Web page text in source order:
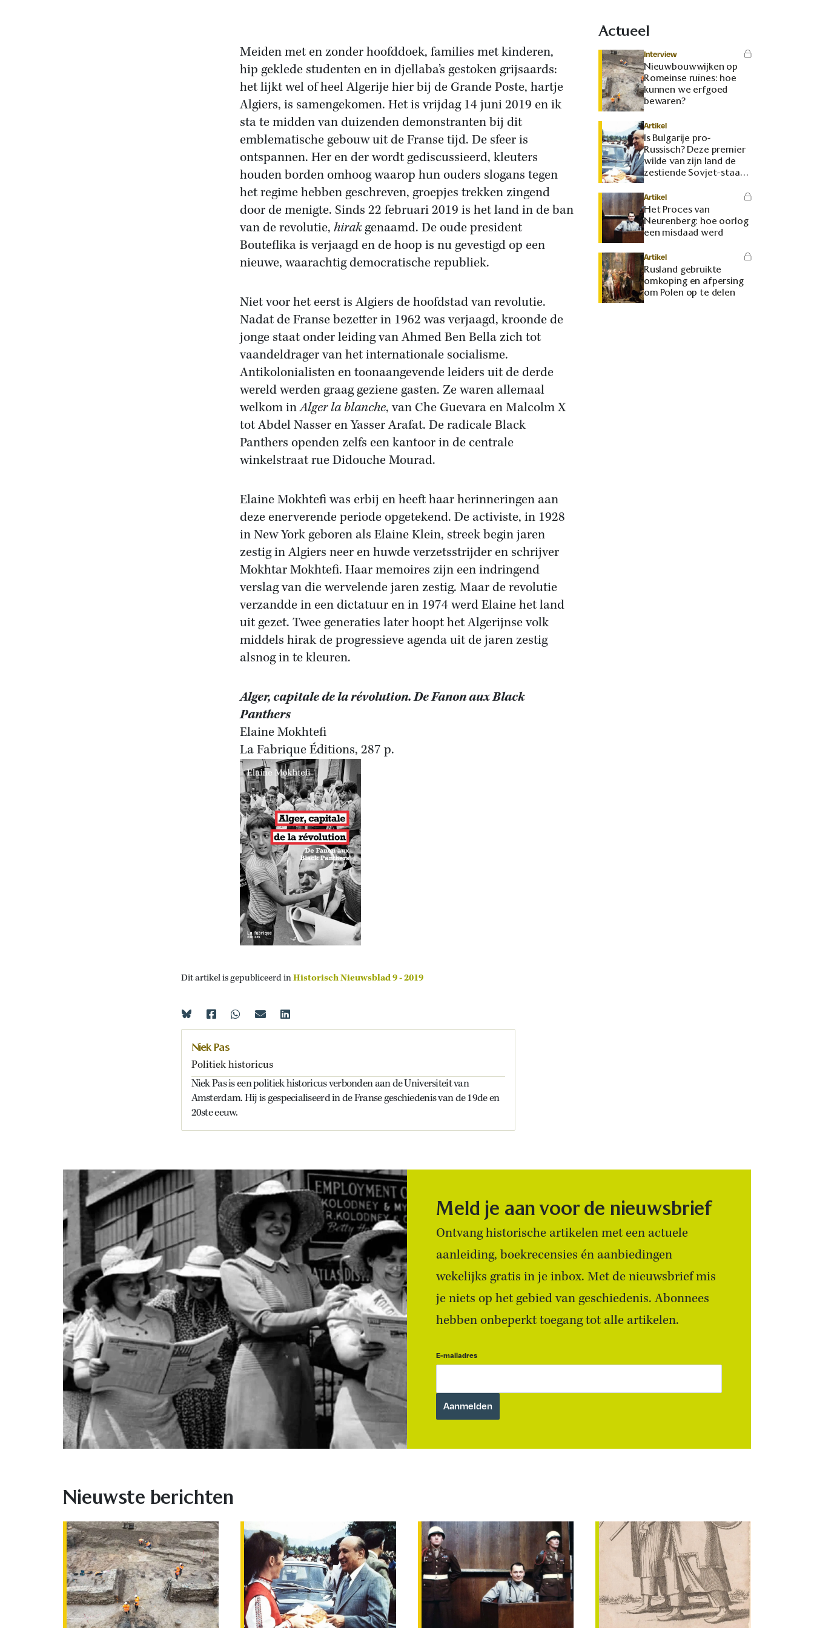
Meiden met en zonder hoofddoek, families met kinderen,
hip geklede studenten en in djellaba’s gestoken grijsaards:
het lijkt wel of heel Algerije hier bij de Grande Poste, hartje
Algiers, is samengekomen. Het is vrijdag 14 juni 2019 en ik
sta te midden van duizenden demonstranten bij dit
emblematische gebouw uit de Franse tijd. De sfeer is
ontspannen. Her en der wordt gediscussieerd, kleuters
houden borden omhoog waarop hun ouders slogans tegen
het regime hebben geschreven, groepjes trekken zingend
door de menigte. Sinds 22 februari 2019 is het land in de ban
van de revolutie, hirakgenaamd. De oude president
Bouteflika is verjaagd en de hoop is nu gevestigd op een
nieuwe, waarachtig democratische republiek.
Niet voor het eerst is Algiers de hoofdstad van revolutie.
Nadat de Franse bezetter in 1962 was verjaagd, kroonde de
jonge staat onder leiding van Ahmed Ben Bella zich tot
vaandeldrager van het internationale socialisme.
Antikolonialisten en toonaangevende leiders uit de derde
wereld werden graag geziene gasten. Ze waren allemaal
welkom inAlger la blanche, van Che Guevara en Malcolm X
tot Abdel Nasser en Yasser Arafat. De radicale Black
Panthers openden zelfs een kantoor in de centrale
winkelstraat rue Didouche Mourad.
Elaine Mokhtefi was erbij en heeft haar herinneringen aan
deze enerverende periode opgetekend. De activiste, in 1928
in New York geboren als Elaine Klein, streek begin jaren
zestig in Algiers neer en huwde verzetsstrijder en schrijver
Mokhtar Mokhtefi. Haar memoires zijn een indringend
verslag van die wervelende jaren zestig. Maar de revolutie
verzandde in een dictatuur en in 1974 werd Elaine het land
uit gezet. Twee generaties later hoopt het Algerijnse volk
middels hirak de progressieve agenda uit de jaren zestig
alsnog in te kleuren.
Alger, capitale de la révolution. De Fanon aux Black
Panthers
Elaine Mokhtefi
La Fabrique Éditions, 287 p.
Actueel
Interview
Nieuwbouwwijken op
Romeinse ruïnes: hoe
kunnen we erfgoed
bewaren?
Artikel
Is Bulgarije pro-
Russisch? Deze premier
wilde van zijn land de
zestiende Sovjet-staat
maken
Artikel
Het Proces van
Neurenberg: hoe oorlog
een misdaad werd
Artikel
Rusland gebruikte
omkoping en afpersing
om Polen op te delen
Dit artikel is gepubliceerd inHistorisch Nieuwsblad 9 - 2019
Niek Pas
Politiek historicus
Niek Pas is een politiek historicus verbonden aan de Universiteit van
Amsterdam. Hij is gespecialiseerd in de Franse geschiedenis van de 19de en
20ste eeuw.
Meld je aan voor de nieuwsbrief
Ontvang historische artikelen met een actuele
aanleiding, boekrecensies én aanbiedingen
wekelijks gratis in je inbox. Met de nieuwsbrief mis
je niets op het gebied van geschiedenis. Abonnees
hebben onbeperkt toegang tot alle artikelen.
E-mailadres
Nieuwste berichten